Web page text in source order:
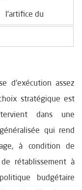
l’artifice du
d’exécution assez
stratégique est
dans une
qui rend
à condition de
rétablissement à
budgétaire